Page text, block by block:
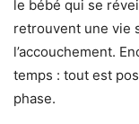
le bébé qui se
retrouvent une vie
l’accouchement.
temps : tout est
phase.